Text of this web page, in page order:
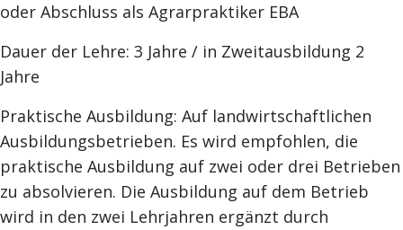
oder Abschluss als Agrarpraktiker EBA
Dauer der Lehre: 3 Jahre / in Zweitausbildung 2
Jahre
Praktische Ausbildung: Auf landwirtschaftlichen
Ausbildungsbetrieben. Es wird empfohlen, die
praktische Ausbildung auf zwei oder drei Betrieben
zu absolvieren. Die Ausbildung auf dem Betrieb
wird in den zwei Lehrjahren ergänzt durch